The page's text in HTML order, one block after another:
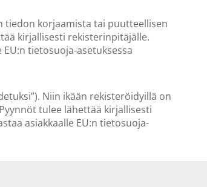
tiedon korjaamista tai puutteellisen
kirjallisesti rekisterinpitäjälle.
tietosuoja-asetuksessa
Niin ikään rekisteröidyillä on
tulee lähettää kirjallisesti
asiakkaalle EU:n tietosuoja-